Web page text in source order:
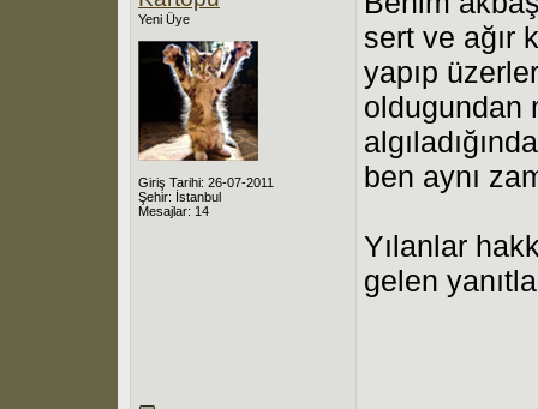
Yeni Üye
Giriş Tarihi: 26-07-2011
Şehir: İstanbul
Mesajlar: 14
sert ve ağır
yapıp
oldugundan
ben aynı
Yılanlar
gelen